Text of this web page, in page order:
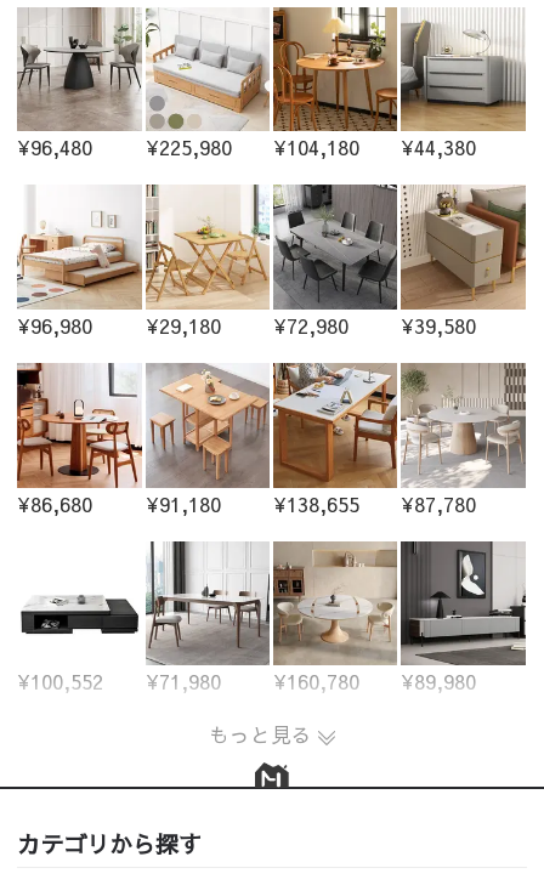
¥96,480 ¥225,980 ¥104,180 ¥44,380
¥96,980 ¥29,180 ¥72,980 ¥39,580
¥86,680 ¥91,180 ¥138,655 ¥87,780
¥100,552 ¥71,980 ¥160,780
¥89,980
もっと見る
カテゴリから探す